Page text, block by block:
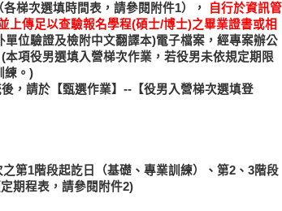
梯次選填時間表，請參閱附件1），
自行於資訊管
上傳足以查驗報名學程(碩士/博士)之畢業證書或相
單位驗證及檢附中文翻譯本)電子檔案，經專案辦公
項役男選填入營梯次作業，若役男未依規定期限
練。)
，請於【甄選作業】--【役男入營梯次選填登
第1階段起訖日（基礎、專業訓練）、第2、3階段
期程表，請參閱附件2)